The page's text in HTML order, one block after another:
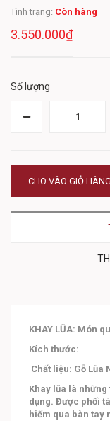
Tình trạng: Còn hàng
3.550.000₫
Số lượng
CHO VÀO GIỎ HÀNG
KHAY LŨA: Món
Kích thước:
Chất liệu: Gỗ Lũa
Khay lũa là
dụng. Được phối
hiếm qua bàn tay